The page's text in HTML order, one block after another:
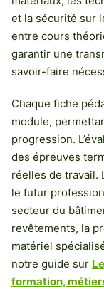
et la sécurité sur
entre cours
garantir une
savoir-faire
Chaque fiche
module,
progression.
des épreuves
réelles de travail.
le futur
secteur du
revêtements, la
matériel
notre guide sur
formation,